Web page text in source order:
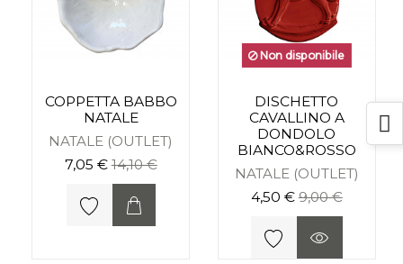
COPPETTA BABBO
NATALE
NATALE (OUTLET)
7,05 €14,10 €
Non disponibile
DISCHETTO
CAVALLINO A
DONDOLO
BIANCO&ROSSO
NATALE (OUTLET)
4,50 €9,00 €